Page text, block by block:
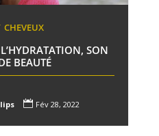
CHEVEUX
SON
BEAUTÉ
 Fév 28, 2022